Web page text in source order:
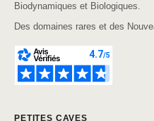
Biodynamiques et Biologiques.
Des domaines rares et des
PETITES CAVES